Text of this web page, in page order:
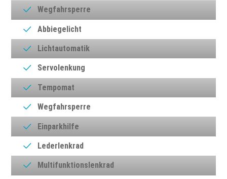
Wegfahrsperre
Abbiegelicht
Lichtautomatik
Servolenkung
Tempomat
Wegfahrsperre
Einparkhilfe
Lederlenkrad
Multifunktionslenkrad